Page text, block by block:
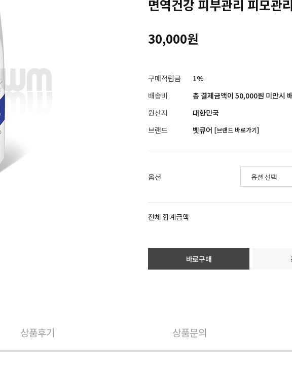
면역건강 피부관리 피모관
30,000원
구매적립금
1%
배송비
총 결제금액이 50,000원 미만시
원산지
대한민국
브랜드
벳큐어 [브랜드 바로가기]
옵션
전체 합계금액
바로구매
상품후기 상품문의